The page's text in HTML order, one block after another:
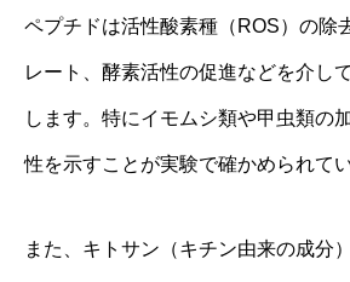
ペプチドは活性酸素種（ROS）の除
レート、酵素活性の促進などを介し
します。特にイモムシ類や甲虫類の
性を示すことが実験で確かめられてい
また、キトサン（キチン由来の成分